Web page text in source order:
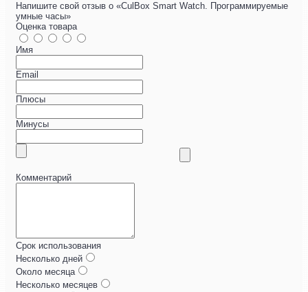
Напишите свой отзыв о «CulBox Smart Watch. Программируемые
умные часы»
Оценка товара
Имя
Email
Плюсы
Минусы
Комментарий
Срок использования
Несколько дней
Около месяца
Несколько месяцев